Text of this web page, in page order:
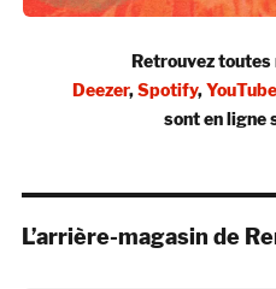
Retrouvez toutes
Deezer,Spotify,YouTube
sont en ligne
L’arrière-magasin de